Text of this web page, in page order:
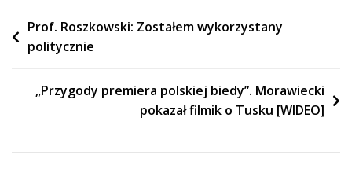
Nawigacja
wpisu
Prof. Roszkowski: Zostałem wykorzystany
politycznie
„Przygody premiera polskiej biedy”. Morawiecki
pokazał filmik o Tusku [WIDEO]